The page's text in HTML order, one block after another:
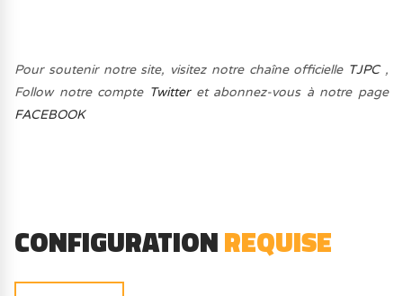
Pour soutenir notre site, visitez notre chaîne officielle TJPC,
Follow notre compte Twitteret abonnez-vous à notre page
FACEBOOK
CONFIGURATIONREQUISE